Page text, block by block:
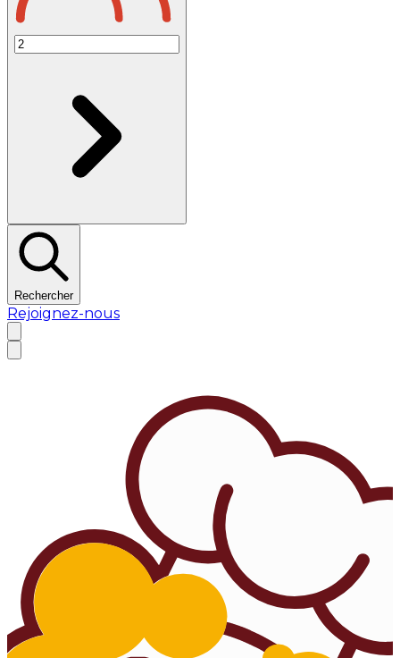
Rechercher
Rejoignez-nous